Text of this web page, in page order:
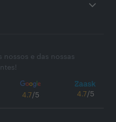
nossos e das nossas
4.7/5 4.7/5